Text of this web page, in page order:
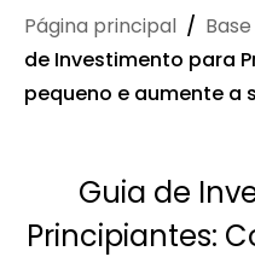
Termos
Página principal /
de Investimento para
pequeno e aumente a
Guia de
Principiantes: